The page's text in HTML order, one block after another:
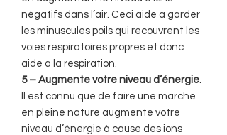
négatifs dans l’air. Ceci aide à garder
les minuscules poils qui recouvrent les
voies respiratoires propres et donc
aide à la respiration.
5 – Augmente votre niveau d’énergie.
Il est connu que de faire une marche
en pleine nature augmente votre
niveau d’énergie à cause des ions